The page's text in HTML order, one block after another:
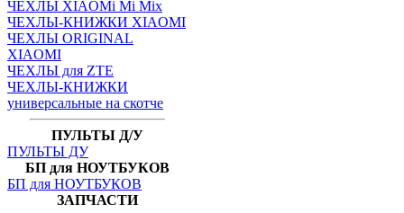
ЧЕХЛЫ XIAOMi Mi Mix
ЧЕХЛЫ-КНИЖКИ XIAOMI
ЧЕХЛЫ ORIGINAL
XIAOMI
ЧЕХЛЫ для ZTE
ЧЕХЛЫ-КНИЖКИ
универсальные на скотче
ПУЛЬТЫ Д/У
ПУЛЬТЫ ДУ
БП для НОУТБУКОВ
БП для НОУТБУКОВ
ЗАПЧАСТИ